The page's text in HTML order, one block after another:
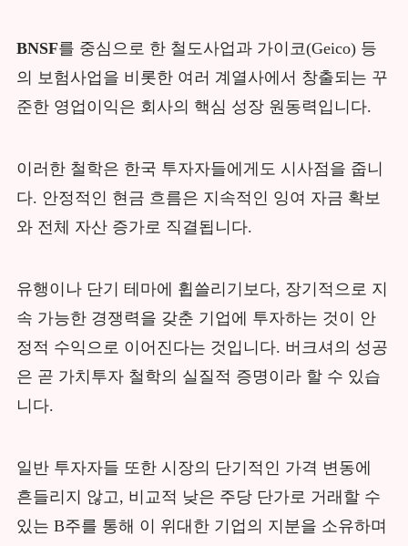
BNSF를 중심으로 한 철도사업과 가이코(Geico) 등
의 보험사업을 비롯한 여러 계열사에서 창출되는 꾸
준한 영업이익은 회사의 핵심 성장 원동력입니다.
이러한 철학은 한국 투자자들에게도 시사점을 줍니
다. 안정적인 현금 흐름은 지속적인 잉여 자금 확보
와 전체 자산 증가로 직결됩니다.
유행이나 단기 테마에 휩쓸리기보다, 장기적으로 지
속 가능한 경쟁력을 갖춘 기업에 투자하는 것이 안
정적 수익으로 이어진다는 것입니다. 버크셔의 성공
은 곧 가치투자 철학의 실질적 증명이라 할 수 있습
니다.
일반 투자자들 또한 시장의 단기적인 가격 변동에
흔들리지 않고, 비교적 낮은 주당 단가로 거래할 수
있는 B주를 통해 이 위대한 기업의 지분을 소유하며